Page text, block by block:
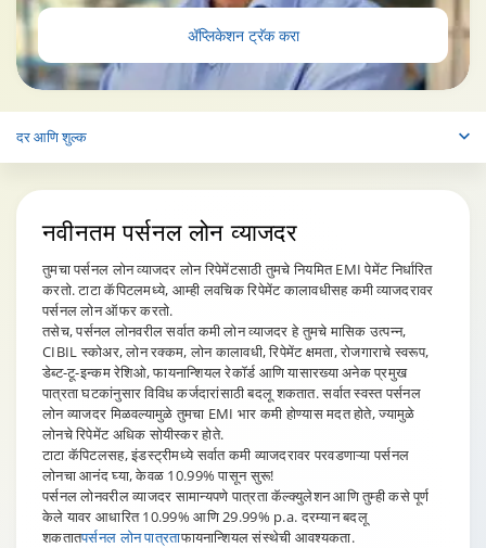
ॲप्लिकेशन ट्रॅक करा
दर आणि शुल्क
नवीनतम पर्सनल लोनव्याजदर
तुमचा पर्सनल लोन व्याजदर लोन रिपेमेंटसाठी तुमचे नियमित EMI पेमेंट निर्धारित
करतो. टाटा कॅपिटलमध्ये, आम्ही लवचिक रिपेमेंट कालावधीसह कमी व्याजदरावर
पर्सनल लोन ऑफर करतो.
तसेच, पर्सनल लोनवरील सर्वात कमी लोन व्याजदर हे तुमचे मासिक उत्पन्न,
CIBIL स्कोअर, लोन रक्कम, लोन कालावधी, रिपेमेंट क्षमता, रोजगाराचे स्वरूप,
डेब्ट-टू-इन्कम रेशिओ, फायनान्शियल रेकॉर्ड आणि यासारख्या अनेक प्रमुख
पात्रता घटकांनुसार विविध कर्जदारांसाठी बदलू शकतात. सर्वात स्वस्त पर्सनल
लोन व्याजदर मिळवल्यामुळे तुमचा EMI भार कमी होण्यास मदत होते, ज्यामुळे
लोनचे रिपेमेंट अधिक सोयीस्कर होते.
टाटा कॅपिटलसह, इंडस्ट्रीमध्ये सर्वात कमी व्याजदरावर परवडणाऱ्या पर्सनल
लोनचा आनंद घ्या, केवळ 10.99% पासून सुरू!
पर्सनल लोनवरील व्याजदर सामान्यपणे पात्रता कॅल्क्युलेशन आणि तुम्ही कसे पूर्ण
केले यावर आधारित 10.99% आणि 29.99% p.a. दरम्यान बदलू
शकतातपर्सनल लोन पात्रताफायनान्शियल संस्थेची आवश्यकता.